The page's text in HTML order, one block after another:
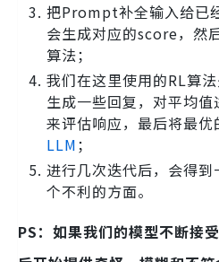
把Prompt补全输入给已
会生成对应的score，然
算法；
我们在这里使用的RL算
生成一些回复，对平均
来评估响应，最后将最
LLM ；
进行几次迭代后，会得
个不利的方面。
PS：如果我们的模型不断接